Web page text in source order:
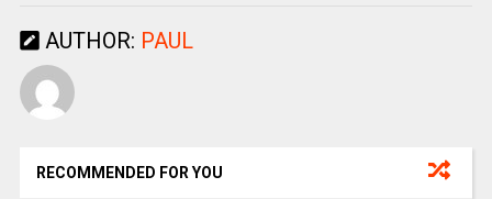
AUTHOR: PAUL
RECOMMENDED FOR YOU